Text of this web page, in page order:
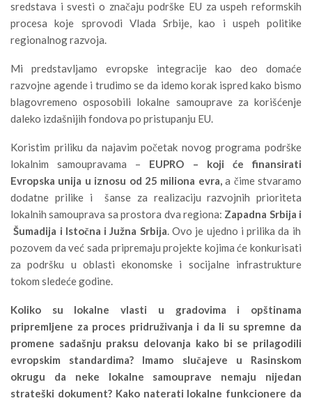
sredstava i svesti o značaju podrške EU za uspeh reformskih
procesa koje sprovodi Vlada Srbije, kao i uspeh politike
regionalnog razvoja.
Mi predstavljamo evropske integracije kao deo domaće
razvojne agende i trudimo se da idemo korak ispred kako bismo
blagovremeno osposobili lokalne samouprave za korišćenje
daleko izdašnijih fondova po pristupanju EU.
Koristim priliku da najavim početak novog programa podrške
lokalnim samoupravama – EUPRO – koji će finansirati
Evropska unija u iznosu od 25 miliona evra,a čime stvaramo
dodatne prilike i šanse za realizaciju razvojnih prioriteta
lokalnih samouprava sa prostora dva regiona: Zapadna Srbija i
Šumadija i Istočna i Južna Srbija. Ovo je ujedno i prilika da ih
pozovem da već sada pripremaju projekte kojima će konkurisati
za podršku u oblasti ekonomske i socijalne infrastrukture
tokom sledeće godine.
Koliko su lokalne vlasti u gradovima i opštinama
pripremljene za proces pridruživanja i da li su spremne da
promene sadašnju praksu delovanja kako bi se prilagodili
evropskim standardima? Imamo slučajeve u Rasinskom
okrugu da neke lokalne samouprave nemaju nijedan
strateški dokument? Kako naterati lokalne funkcionere da